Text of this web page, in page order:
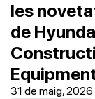
les
de
31 de maig, 2026